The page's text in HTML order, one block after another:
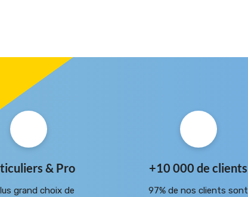
& Pro
grand choix de
+10 000 de clients
97% de nos clients sont